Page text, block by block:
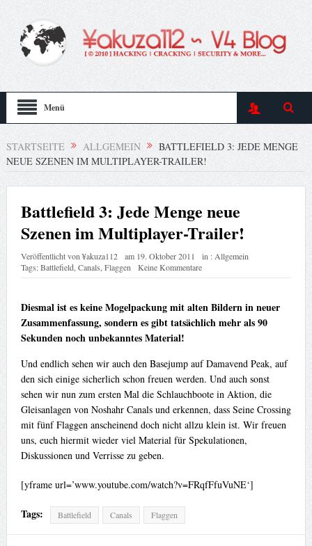
Menü
STARTSEITE ALLGEMEIN
BATTLEFIELD 3: JEDE MENGE
NEUE SZENEN IM MULTIPLAYER-TRAILER!
Battlefield 3: Jede Menge neue
Szenen im Multiplayer-Trailer!
Veröffentlicht von¥akuza112 am 19. Oktober 2011 in : Allgemein
Tags:Battlefield, Canals Flaggen Keine Kommentare
Diesmal ist es keine Mogelpackung mit alten Bildern in neuer
Zusammenfassung, sondern es gibt tatsächlich mehr als 90
Sekunden noch unbekanntes Material!
Und endlich sehen wir auch den Basejump auf Damavend Peak, auf
den sich einige sicherlich schon freuen werden. Und auch sonst
sehen wir nun zum ersten Mal die Schlauchboote in Aktion, die
Gleisanlagen von Noshahr Canals und erkennen, dass Seine Crossing
mit fünf Flaggen anscheinend doch nicht allzu klein ist. Wir freuen
uns, euch hiermit wieder viel Material für Spekulationen,
Diskussionen und Verrisse zu geben.
[yframe url=’www.youtube.com/watch?v=FRqfFfuVuNE‘]
Tags: Battlefield Canals Flaggen